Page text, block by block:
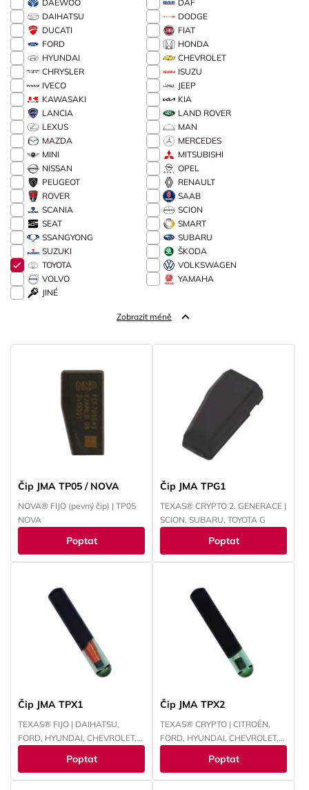
DAEWOO
DAF
DAIHATSU
DODGE
DUCATI
FIAT
FORD
HONDA
HYUNDAI
CHEVROLET
CHRYSLER
ISUZU
IVECO
JEEP
KAWASAKI
KIA
LANCIA
LAND ROVER
LEXUS
MAN
MAZDA
MERCEDES
MINI
MITSUBISHI
NISSAN
OPEL
PEUGEOT
RENAULT
ROVER
SAAB
SCANIA
SCION
SEAT
SMART
SSANGYONG
SUBARU
SUZUKI
ŠKODA
TOYOTA
VOLKSWAGEN
VOLVO
YAMAHA
JINÉ
Zobrazit méně
Čip JMA TP05 / NOVA
NOVA® FIJO (pevný čip) | TP05
NOVA
Poptat
Čip JMA TPG1
TEXAS® CRYPTO 2. GENERACE |
SCION, SUBARU, TOYOTA G
Poptat
Čip JMA TPX1
TEXAS® FIJO | DAIHATSU,
FORD, HYUNDAI, CHEVROLET,
MAZDA, MERCURY, MITSUBISHI,
PANOZ, PERODUA, PROTON,
Poptat
Čip JMA TPX2
TEXAS® CRYPTO | CITROËN,
FORD, HYUNDAI, CHEVROLET,
KIA, MAZDA, MITSUBISHI,
NISSAN, PEUGEOT, RENAULT,
Poptat